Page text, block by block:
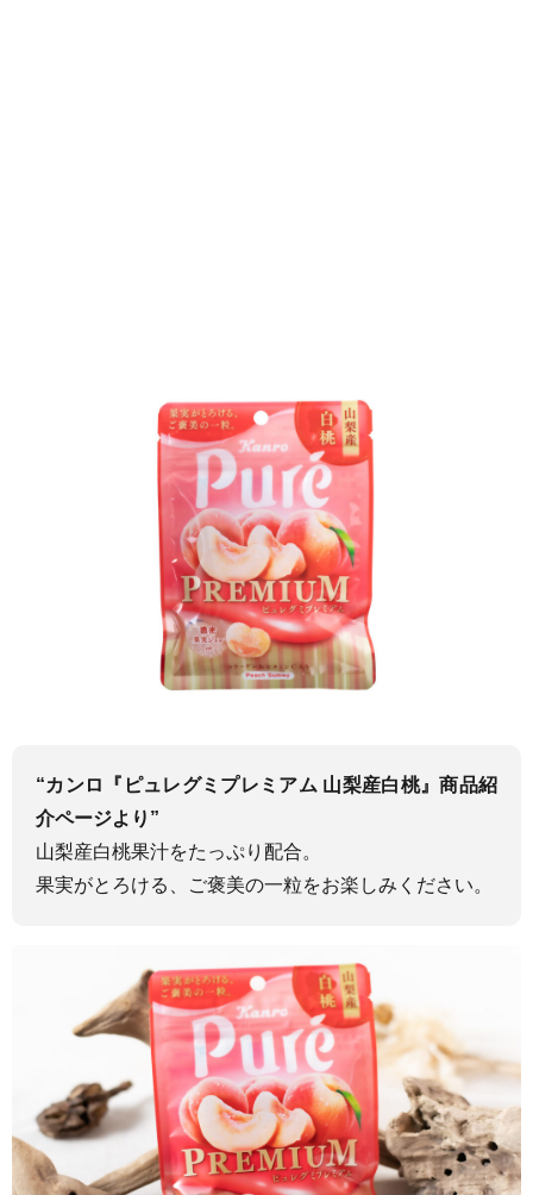
“カンロ『ピュレグミプレミアム 山梨産白桃』商品紹
介ページより”
山梨産白桃果汁をたっぷり配合。
果実がとろける、ご褒美の一粒をお楽しみください。